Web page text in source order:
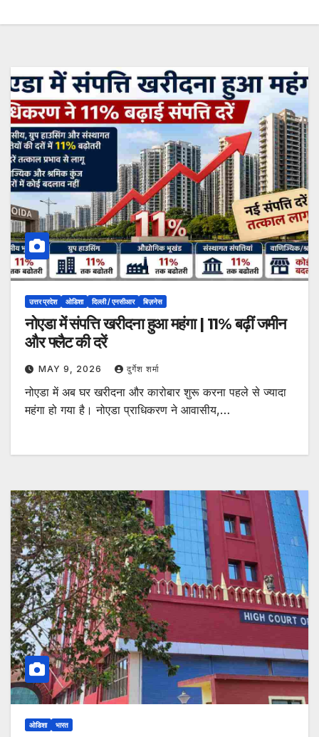
उत्तर प्रदेश ओडिशा दिल्ली / एनसीआर बिज़नेस
नोएडा में संपत्ति खरीदना हुआ महंगा | 11% बढ़ीं जमीन
और फ्लैट की दरें
MAY 9, 2026 दुर्गेश शर्मा
नोएडा में अब घर खरीदना और कारोबार शुरू करना पहले से ज्यादा
महंगा हो गया है। नोएडा प्राधिकरण ने आवासीय,…
ओडिशा भारत